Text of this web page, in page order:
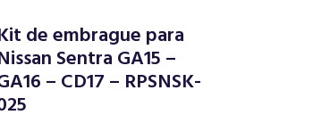
de embrague para
Sentra GA15 –
– CD17 – RPSNSK-